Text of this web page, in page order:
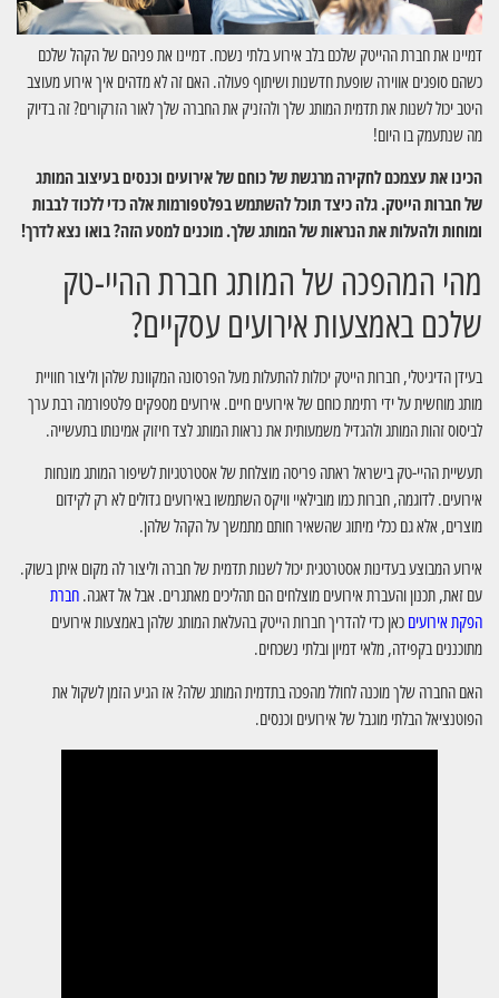
דמיינו את חברת ההייטק שלכם בלב אירוע בלתי נשכח. דמיינו את פניהם של הקהל שלכם
כשהם סופגים אווירה שופעת חדשנות ושיתוף פעולה. האם זה לא מדהים איך אירוע מעוצב
היטב יכול לשנות את תדמית המותג שלך ולהזניק את החברה שלך לאור הזרקורים? זה בדיוק
מה שנתעמק בו היום!
הכינו את עצמכם לחקירה מרגשת של כוחם של אירועים וכנסים בעיצוב המותג
של חברות הייטק. גלה כיצד תוכל להשתמש בפלטפורמות אלה כדי ללכוד לבבות
ומוחות ולהעלות את הנראות של המותג שלך. מוכנים למסע הזה? בואו נצא לדרך!
מהי המהפכה של המותג חברת ההיי-טק
שלכם באמצעות אירועים עסקיים?
בעידן הדיגיטלי, חברות הייטק יכולות להתעלות מעל הפרסונה המקוונת שלהן וליצור חוויית
מותג מוחשית על ידי רתימת כוחם של אירועים חיים. אירועים מספקים פלטפורמה רבת ערך
לביסוס זהות המותג ולהגדיל משמעותית את נראות המותג לצד חיזוק אמינותו בתעשייה.
תעשיית ההיי-טק בישראל ראתה פריסה מוצלחת של אסטרטגיות לשיפור המותג מונחות
אירועים. לדוגמה, חברות כמו מובילאיי וויקס השתמשו באירועים גדולים לא רק לקידום
מוצרים, אלא גם ככלי מיתוג שהשאיר חותם מתמשך על הקהל שלהן.
אירוע המבוצע בעדינות אסטרטגית יכול לשנות תדמית של חברה וליצור לה מקום איתן בשוק.
עם זאת, תכנון והעברת אירועים מוצלחים הם תהליכים מאתגרים. אבל אל דאגה.חברת
הפקת אירועיםכאן כדי להדריך חברות הייטק בהעלאת המותג שלהן באמצעות אירועים
מתוכננים בקפידה, מלאי דמיון ובלתי נשכחים.
האם החברה שלך מוכנה לחולל מהפכה בתדמית המותג שלה? אז הגיע הזמן לשקול את
הפוטנציאל הבלתי מוגבל של אירועים וכנסים.